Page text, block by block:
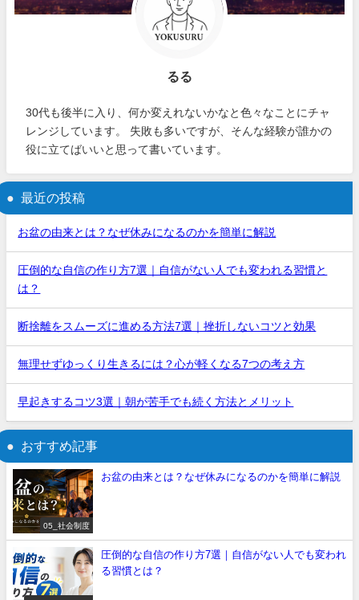
るる
30代も後半に入り、何か変えれないかなと色々なことにチャ
レンジしています。 失敗も多いですが、そんな経験が誰かの
役に立てばいいと思って書いています。
最近の投稿
お盆の由来とは？なぜ休みになるのかを簡単に解説
圧倒的な自信の作り方7選｜自信がない人でも変われる習慣と
は？
断捨離をスムーズに進める方法7選｜挫折しないコツと効果
無理せずゆっくり生きるには？心が軽くなる7つの考え方
早起きするコツ3選｜朝が苦手でも続く方法とメリット
おすすめ記事
05_社会制度
お盆の由来とは？なぜ休みになるのかを簡単に解説
圧倒的な自信の作り方7選｜自信がない人でも変われ
る習慣とは？